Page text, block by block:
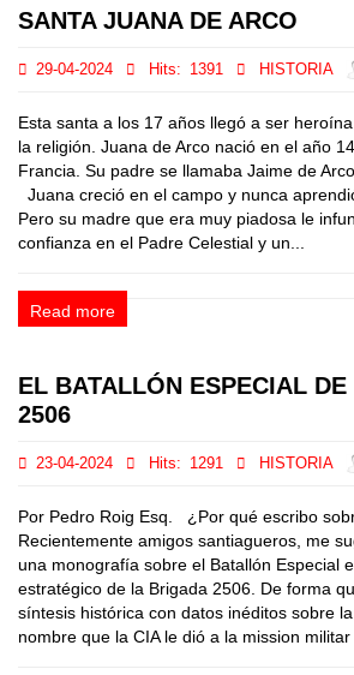
SANTA JUANA DE ARCO
29-04-2024 Hits: 1391 HISTORIA
Esta santa a los 17 años llegó a ser
la religión. Juana de Arco nació en el año
Francia. Su padre se llamaba Jaime de
Juana creció en el campo y nunca
Pero su madre que era muy piadosa le
confianza en el Padre Celestial y un...
Read more
EL BATALLÓN ESPECIAL
2506
23-04-2024 Hits: 1291 HISTORIA
Por Pedro Roig Esq. ¿Por qué escribo
Recientemente amigos santiagueros, me
una monografía sobre el Batallón Especial
estratégico de la Brigada 2506. De forma
síntesis histórica con datos inéditos sobre
nombre que la CIA le dió a la mission militar